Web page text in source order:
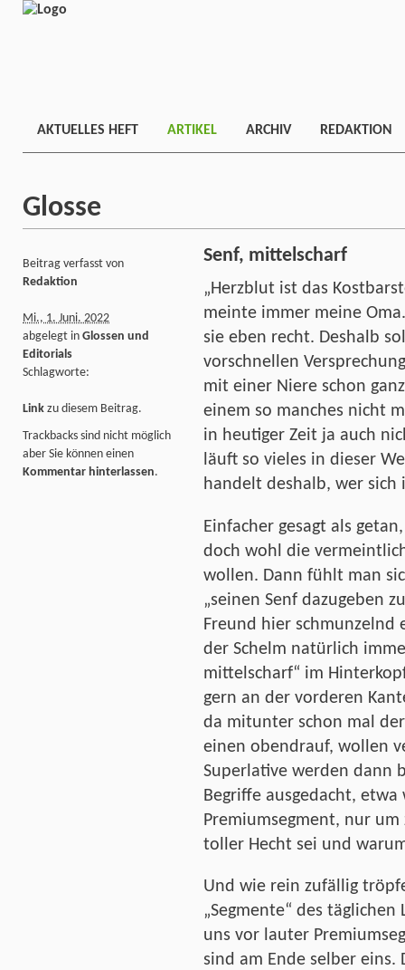
AKTUELLES HEFT ARTIKEL ARCHIV REDAKTION
Glosse
Senf, mittelscharf
„Herzblut ist das
meinte immer meine
sie eben recht. Deshalb
vorschnellen
mit einer Niere schon
einem so manches nicht
in heutiger Zeit ja auch
läuft so vieles in dieser
handelt deshalb, wer sich
Einfacher gesagt als
doch wohl die
wollen. Dann fühlt man
„seinen Senf dazugeben
Freund hier
der Schelm natürlich
mittelscharf“ im
gern an der vorderen
da mitunter schon mal
einen obendrauf, wollen
Superlative werden dann
Begriffe ausgedacht,
Premiumsegment, nur
toller Hecht sei und
Und wie rein zufällig
„Segmente“ des
uns vor lauter
sind am Ende selber
Beitrag verfasst von
Redaktion
Mi., 1. Juni. 2022
abgelegt in Glossen und
Editorials
Schlagworte:
Link zu diesem Beitrag.
Trackbacks sind nicht möglich
aber Sie können einen
Kommentar hinterlassen.